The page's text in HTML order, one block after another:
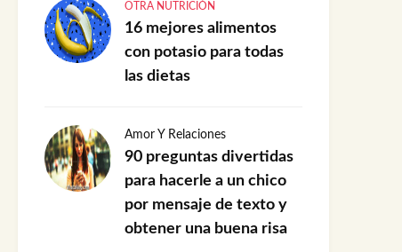
OTRA NUTRICIÓN
16 mejores alimentos
con potasio para todas
las dietas
Amor Y Relaciones
90 preguntas divertidas
para hacerle a un chico
por mensaje de texto y
obtener una buena risa